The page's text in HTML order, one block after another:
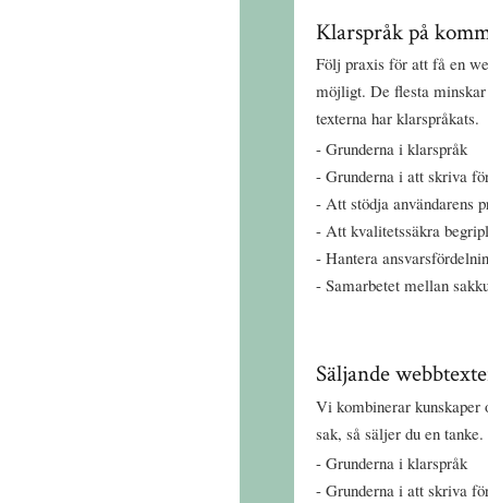
Klarspråk på
Följ praxis för att få en
möjligt. De flesta minskar
texterna har klarspråkats.
Grunderna i klarspråk
Grunderna i att skriva
Att stödja användarens
Att kvalitetssäkra
Hantera
Samarbetet mellan
Säljande
Vi kombinerar kunskaper
sak, så säljer du en
Grunderna i klarspråk
Grunderna i att skriva